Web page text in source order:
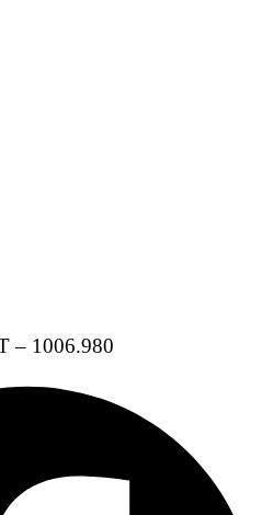
– 1006.980